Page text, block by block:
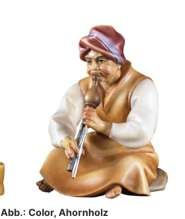
Abb.: Color, Ahornholz